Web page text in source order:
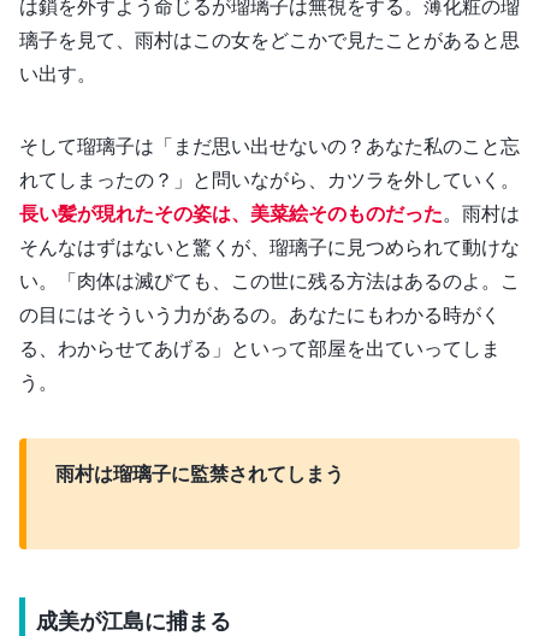
は鎖を外すよう命じるが瑠璃子は無視をする。薄化粧の瑠
璃子を見て、雨村はこの女をどこかで見たことがあると思
い出す。
そして瑠璃子は「まだ思い出せないの？あなた私のこと忘
れてしまったの？」と問いながら、カツラを外していく。
長い髪が現れたその姿は、美菜絵そのものだった。雨村は
そんなはずはないと驚くが、瑠璃子に見つめられて動けな
い。「肉体は滅びても、この世に残る方法はあるのよ。こ
の目にはそういう力があるの。あなたにもわかる時がく
る、わからせてあげる」といって部屋を出ていってしま
う。
雨村は瑠璃子に監禁されてしまう
成美が江島に捕まる